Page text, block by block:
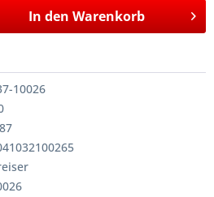
In den Warenkorb
10026